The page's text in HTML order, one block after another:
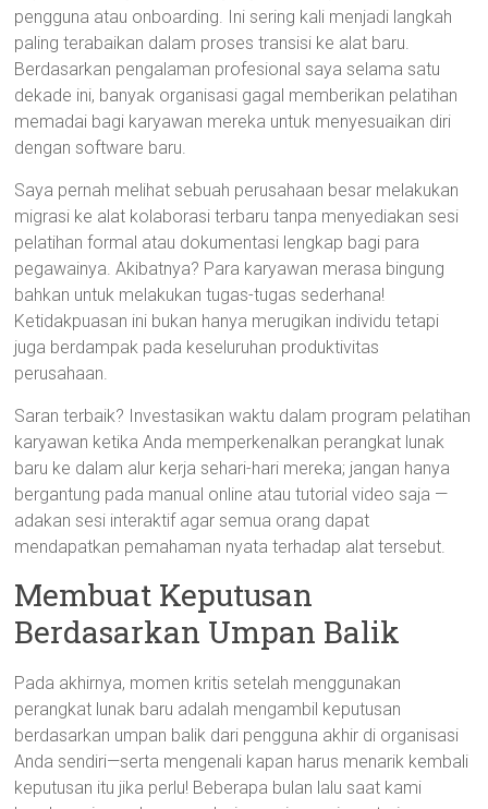
pengguna atau onboarding. Ini sering kali menjadi langkah
paling terabaikan dalam proses transisi ke alat baru.
Berdasarkan pengalaman profesional saya selama satu
dekade ini, banyak organisasi gagal memberikan pelatihan
memadai bagi karyawan mereka untuk menyesuaikan diri
dengan software baru.
Saya pernah melihat sebuah perusahaan besar melakukan
migrasi ke alat kolaborasi terbaru tanpa menyediakan sesi
pelatihan formal atau dokumentasi lengkap bagi para
pegawainya. Akibatnya? Para karyawan merasa bingung
bahkan untuk melakukan tugas-tugas sederhana!
Ketidakpuasan ini bukan hanya merugikan individu tetapi
juga berdampak pada keseluruhan produktivitas
perusahaan.
Saran terbaik? Investasikan waktu dalam program pelatihan
karyawan ketika Anda memperkenalkan perangkat lunak
baru ke dalam alur kerja sehari-hari mereka; jangan hanya
bergantung pada manual online atau tutorial video saja —
adakan sesi interaktif agar semua orang dapat
mendapatkan pemahaman nyata terhadap alat tersebut.
Membuat Keputusan
Berdasarkan Umpan Balik
Pada akhirnya, momen kritis setelah menggunakan
perangkat lunak baru adalah mengambil keputusan
berdasarkan umpan balik dari pengguna akhir di organisasi
Anda sendiri—serta mengenali kapan harus menarik kembali
keputusan itu jika perlu! Beberapa bulan lalu saat kami